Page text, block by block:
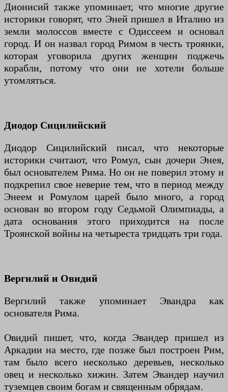
Дионисий также упоминает, что многие другие
историки говорят, что Эней пришел в Италию из
земли молоссов вместе с Одиссеем и основал
город. И он назвал город Римом в честь троянки,
которая уговорила других женщин поджечь
корабли, потому что они не хотели больше
утомляться.
Диодор Сицилийский
Диодор Сицилийский писал, что некоторые
историки считают, что Ромул, сын дочери Энея,
был основателем Рима. Но он не поверил этому и
подкрепил свое неверие тем, что в период между
Энеем и Ромулом царей было много, а город
основан во втором году Седьмой Олимпиады, а
дата основания этого приходится на после
Троянской войны на четыреста тридцать три года.
Вергилий и Овидий
Вергилий также упоминает Эвандра как
основателя Рима.
Овидий пишет, что, когда Эвандер пришел из
Аркадии на место, где позже был построен Рим,
там было всего несколько деревьев, несколько
овец и несколько хижин. Затем Эвандер научил
туземцев своим богам и священным обрядам.